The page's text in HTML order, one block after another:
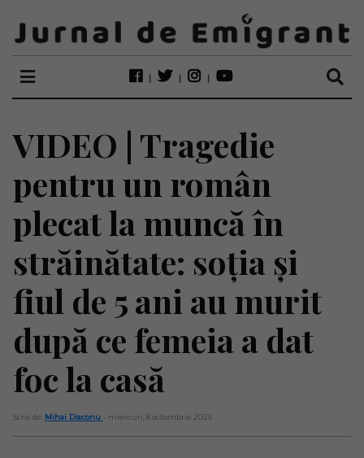
VIDEO | Tragedie
pentru un român
plecat la muncă în
străinătate: soția și
fiul de 5 ani au murit
după ce femeia a dat
foc la casă
Scris de: Mihai Diaconu - miercuri, 8 octombrie 2025